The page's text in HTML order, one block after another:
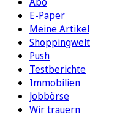
E-Paper
Meine Artikel
Shoppingwelt
Push
Testberichte
Immobilien
Jobbörse
Wir trauern